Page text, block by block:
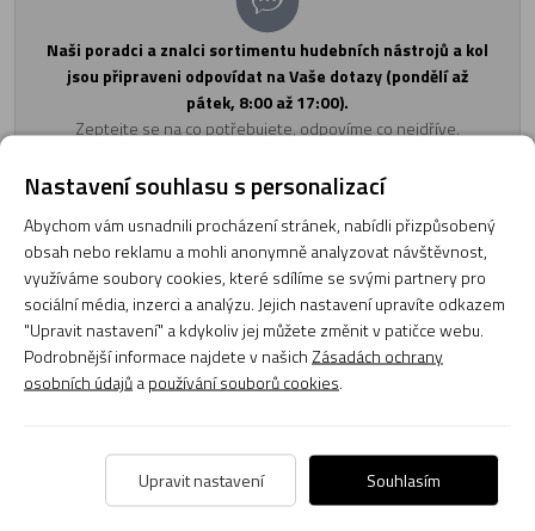
Naši poradci a znalci sortimentu hudebních nástrojů a kol
jsou připraveni odpovídat na Vaše dotazy (pondělí až
pátek, 8:00 až 17:00).
Zeptejte se na co potřebujete, odpovíme co nejdříve.
Texty od zákazníků v poradně odrážejí výhradně názory a stanoviska
zákazníků. Provozovatelé e-shopu CMIAS.cz texty zákazníků předem
neschvaluje ani neověřuje.
Zatím zde nejsou žádné dotazy. Buďte první, kdo se zeptá!
Nastavení souhlasu s personalizací
Abychom vám usnadnili procházení stránek, nabídli přizpůsobený
obsah nebo reklamu a mohli anonymně analyzovat návštěvnost,
využíváme soubory cookies, které sdílíme se svými partnery pro
sociální média, inzerci a analýzu. Jejich nastavení upravíte odkazem
"Upravit nastavení" a kdykoliv jej můžete změnit v patičce webu.
Podrobnější informace najdete v našich Zásadách ochrany
osobních údajůapoužívání souborů cookies.
Upravit nastavení Souhlasím